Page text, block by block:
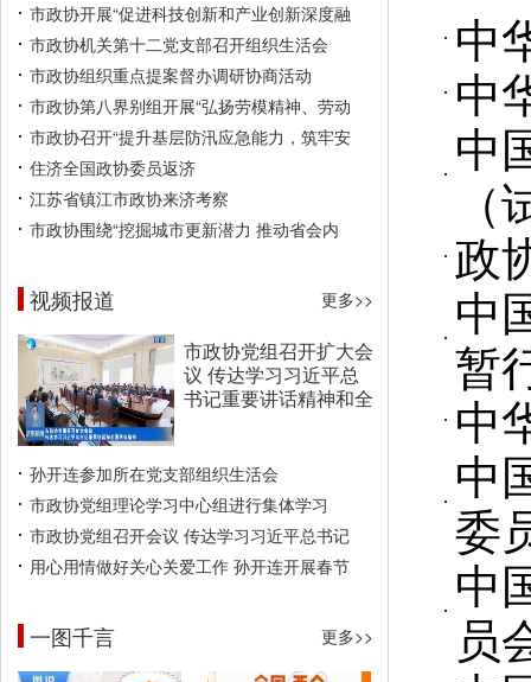
市政协开展“促进科技创新和产业创新深度融
市政协机关第十二党支部召开组织生活会
市政协组织重点提案督办调研协商活动
市政协第八界别组开展“弘扬劳模精神、劳动
市政协召开“提升基层防汛应急能力，筑牢安
住济全国政协委员返济
江苏省镇江市政协来济考察
市政协围绕“挖掘城市更新潜力 推动省会内
视频报道 更多>>
市政协党组召开扩大会
议 传达学习习近平总
书记重要讲话精神和全
孙开连参加所在党支部组织生活会
市政协党组理论学习中心组进行集体学习
市政协党组召开会议 传达学习习近平总书记
用心用情做好关心关爱工作 孙开连开展春节
一图千言 更多>>
中
中
中
政
中
暂
中
中
委
中
员